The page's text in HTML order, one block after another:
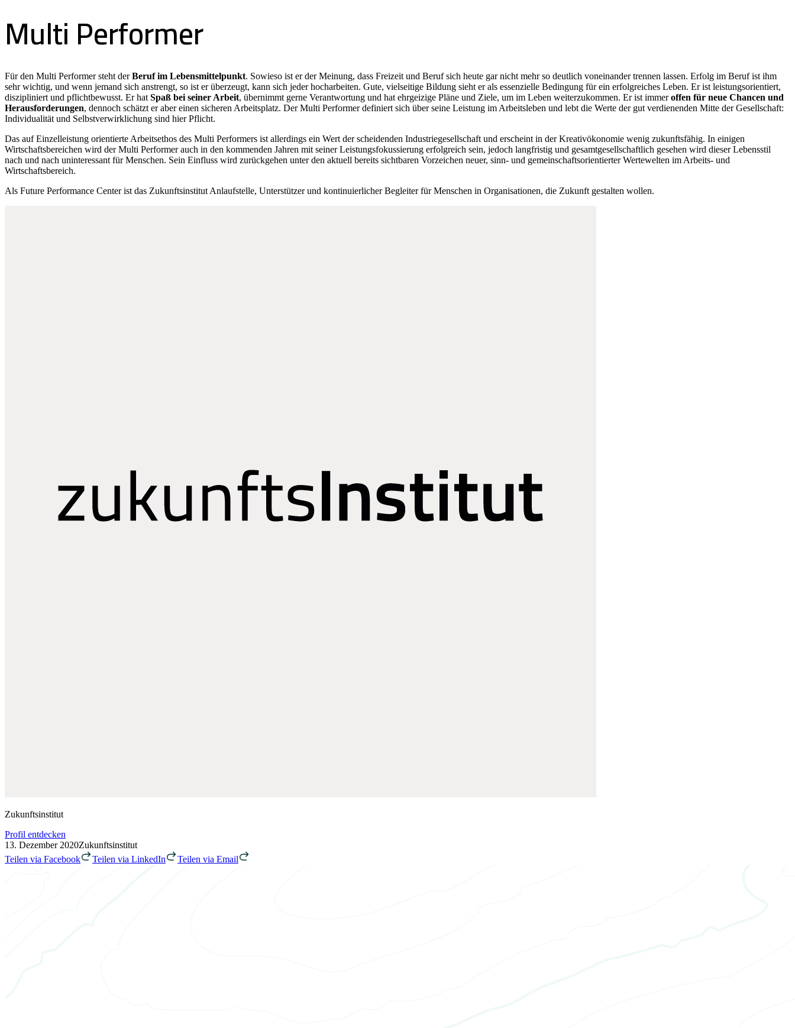
Multi Performer
Für den Multi Performer steht derBeruf im Lebensmittelpunkt. Sowieso ist er der Meinung, dass Freizeit und Beruf sich heute gar nicht mehr so deutlich voneinander trennen lassen. Erfolg im Beruf ist ihm
sehr wichtig, und wenn jemand sich anstrengt, so ist er überzeugt, kann sich jeder hocharbeiten. Gute, vielseitige Bildung sieht er als essenzielle Bedingung für ein erfolgreiches Leben. Er ist leistungsorientiert,
diszipliniert und pflichtbewusst. Er hat Spaß bei seiner Arbeit, übernimmt gerne Verantwortung und hat ehrgeizige Pläne und Ziele, um im Leben weiterzukommen. Er ist immeroffen für neue Chancen und
Herausforderungen, dennoch schätzt er aber einen sicheren Arbeitsplatz. Der Multi Performer definiert sich über seine Leistung im Arbeitsleben und lebt die Werte der gut verdienenden Mitte der Gesellschaft:
Individualität und Selbstverwirklichung sind hier Pflicht.
Das auf Einzelleistung orientierte Arbeitsethos des Multi Performers ist allerdings ein Wert der scheidenden Industriegesellschaft und erscheint in der Kreativökonomie wenig zukunftsfähig. In einigen
Wirtschaftsbereichen wird der Multi Performer auch in den kommenden Jahren mit seiner Leistungsfokussierung erfolgreich sein, jedoch langfristig und gesamtgesellschaftlich gesehen wird dieser Lebensstil
nach und nach uninteressant für Menschen. Sein Einfluss wird zurückgehen unter den aktuell bereits sichtbaren Vorzeichen neuer, sinn- und gemeinschaftsorientierter Wertewelten im Arbeits- und
Wirtschaftsbereich.
Als Future Performance Center ist das Zukunftsinstitut Anlaufstelle, Unterstützer und kontinuierlicher Begleiter für Menschen in Organisationen, die Zukunft gestalten wollen.
Zukunftsinstitut
Profil entdecken
13. Dezember 2020Zukunftsinstitut
Teilen via Facebook
Teilen via LinkedIn Teilen via Email